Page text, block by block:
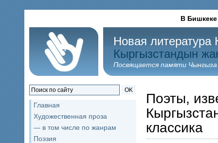
В Бишкеке
Новая литература
Кыргызстандын
Посвящается памяти
OK
Главная
Художественная проза
— в том числе по жанрам
Поэзия
Поэты,
классика